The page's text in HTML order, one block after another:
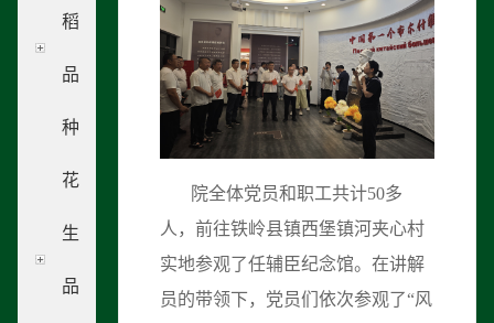
稻
品
种
花
生
品
院全体党员和职工共计50多
人，前往铁岭县镇西堡镇河夹心村
实地参观了任辅臣纪念馆。在讲解
员的带领下，党员们依次参观了“风